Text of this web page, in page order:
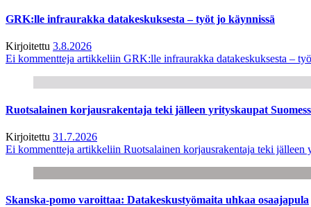
GRK:lle infraurakka datakeskuksesta – työt jo käynnissä
Kirjoitettu 3.8.2026
Ei kommentteja artikkeliin GRK:lle infraurakka datakeskuksesta –
Ruotsalainen korjausrakentaja teki jälleen yrityskaupat
Kirjoitettu 31.7.2026
Ei kommentteja artikkeliin Ruotsalainen korjausrakentaja teki jälleen
Skanska-pomo varoittaa: Datakeskustyömaita uhkaa osaajapula